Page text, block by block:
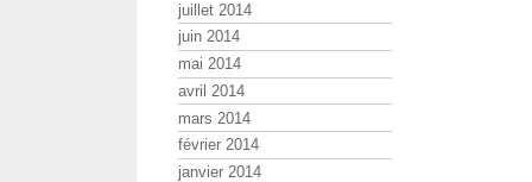
juillet 2014
juin 2014
mai 2014
avril 2014
mars 2014
février 2014
janvier 2014